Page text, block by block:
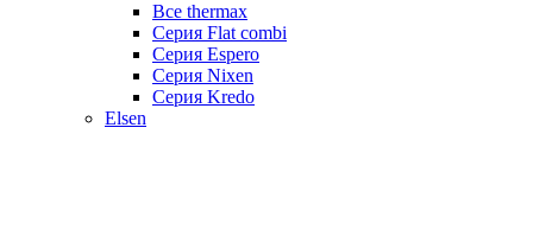
Все thermax
Серия Flat combi
Серия Espero
Серия Nixen
Серия Kredo
Elsen